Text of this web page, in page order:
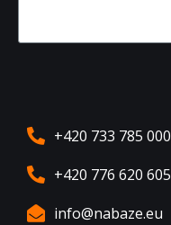
+420 733 785 000
+420 776 620 605
info@nabaze.eu